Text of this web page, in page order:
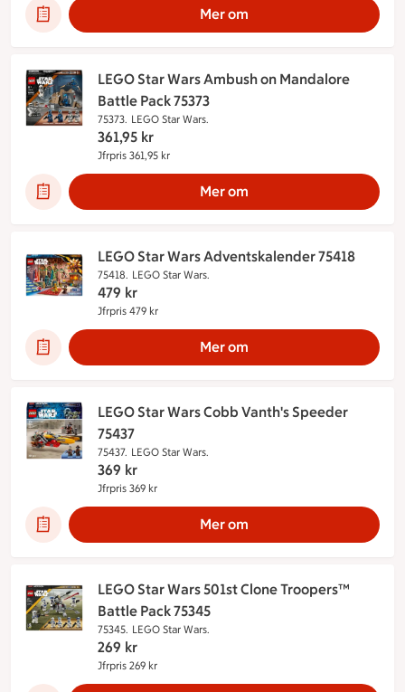
Mer om
LEGO Star Wars Ambush on Mandalore
Battle Pack 75373
75373. LEGO Star Wars.
361,95 kr
Jfrpris 361,95 kr
Mer om
LEGO Star Wars Adventskalender 75418
75418. LEGO Star Wars.
479 kr
Jfrpris 479 kr
Mer om
LEGO Star Wars Cobb Vanth's Speeder
75437
75437. LEGO Star Wars.
369 kr
Jfrpris 369 kr
Mer om
LEGO Star Wars 501st Clone Troopers™
Battle Pack 75345
75345. LEGO Star Wars.
269 kr
Jfrpris 269 kr